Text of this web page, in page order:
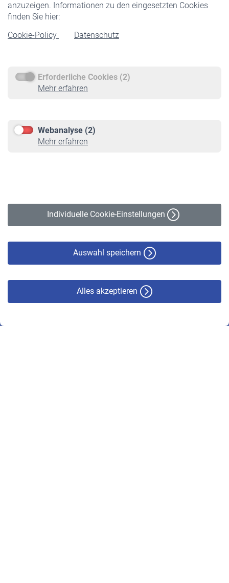
anzuzeigen. Informationen zu den eingesetzten Cookies
finden Sie hier:
Cookie-Policy
Datenschutz
Erforderliche Cookies (2)
Mehr erfahren
Webanalyse (2)
Mehr erfahren
Individuelle Cookie-Einstellungen
Auswahl speichern
Alles akzeptieren
Rentner
Rentenbeginn
Rente beantragen
Service
Informationen
Online-Rechner
VBLnewsletter
Erklärung zur Barrierefreiheit
© VBL 2026